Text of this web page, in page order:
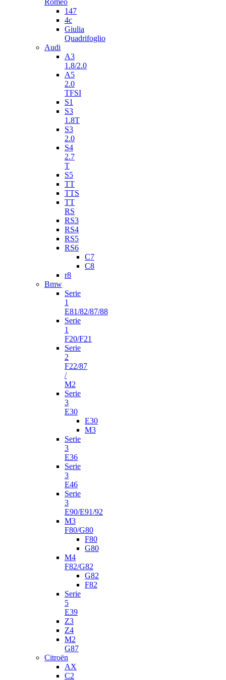
Romeo
147
4c
Giulia
Quadrifoglio
Audi
A3
1.8/2.0
A5
2.0
TFSI
S1
S3
1.8T
S3
2.0
S4
2.7
T
S5
TT
TTS
TT
RS
RS3
RS4
RS5
RS6
C7
C8
r8
Bmw
Serie
1
E81/82/87/88
Serie
1
F20/F21
Serie
2
F22/87
/
M2
Serie
3
E30
E30
M3
Serie
3
E36
Serie
3
E46
Serie
3
E90/E91/92
M3
F80/G80
F80
G80
M4
F82/G82
G82
F82
Serie
5
E39
Z3
Z4
M2
G87
Citroën
AX
C2